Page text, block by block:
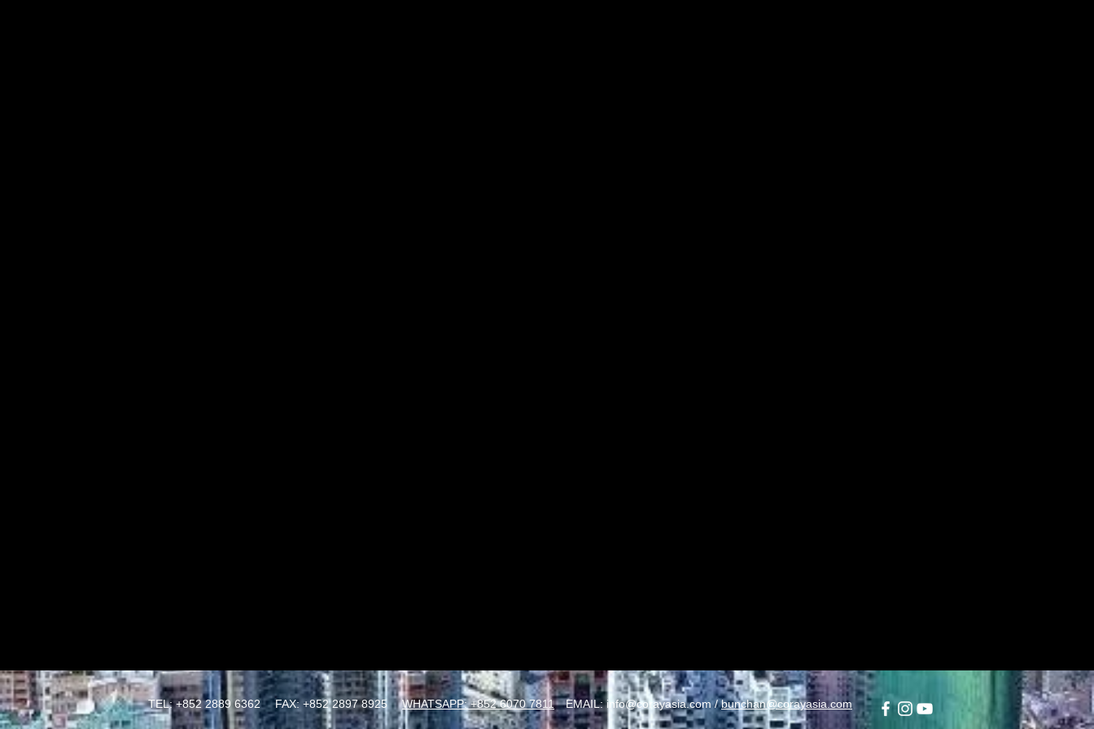
TEL: +852 2889 6362 FAX: +852 2897 8925 WHATSAPP: +852 6070 7811 EMAIL:info@corayasia.com/bunchan@corayasia.com